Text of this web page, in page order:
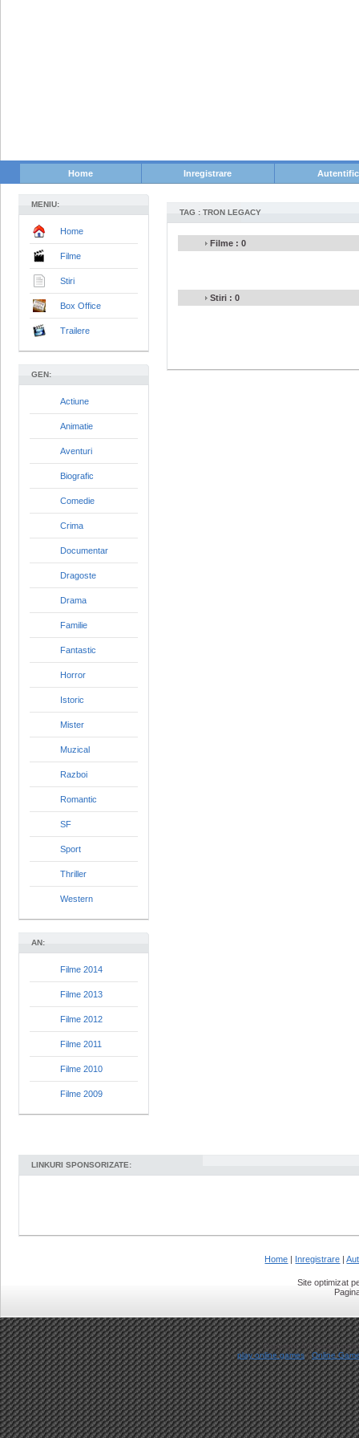
Home Inregistrare
MENIU:
Home
Filme
Stiri
Box Office
Trailere
GEN:
Actiune
Animatie
Aventuri
Biografic
Comedie
Crima
Documentar
Dragoste
Drama
Familie
Fantastic
Horror
Istoric
Mister
Muzical
Razboi
Romantic
SF
Sport
Thriller
Western
AN:
Filme 2014
Filme 2013
Filme 2012
Filme 2011
Filme 2010
Filme 2009
TAG : TRON LEGACY
Filme : 0
Stiri : 0
LINKURI SPONSORIZATE:
Home | Inregistrare |
Site optimizat
Copyright Â© www.ro-
play online games|Online